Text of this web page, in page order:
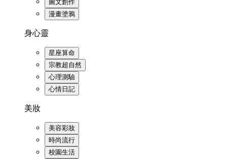
圖文創作
漫畫塗鴉
身心靈
星座算命
宗教超自然
心理測驗
心情日記
美妝
美容彩妝
時尚流行
校園生活